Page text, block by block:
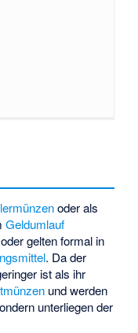
oder als
Geldumlauf
gelten formal in
. Da der
ist als ihr
und werden
unterliegen der